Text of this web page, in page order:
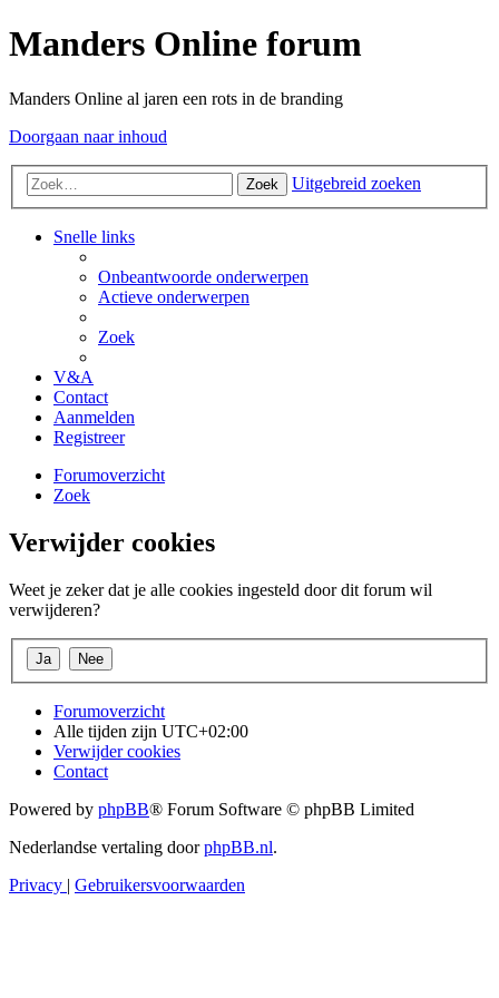
Manders Online forum
Manders Online al jaren een rots in de branding
Doorgaan naar inhoud
Zoek Uitgebreid zoeken
Snelle links
Onbeantwoorde onderwerpen
Actieve onderwerpen
Zoek
V&A
Contact
Aanmelden
Registreer
Forumoverzicht
Zoek
Verwijder cookies
Weet je zeker dat je alle cookies ingesteld door dit forum wil
verwijderen?
Forumoverzicht
Alle tijden zijn UTC+02:00
Verwijder cookies
Contact
Powered by phpBB® Forum Software © phpBB Limited
Nederlandse vertaling doorphpBB.nl.
Privacy | Gebruikersvoorwaarden